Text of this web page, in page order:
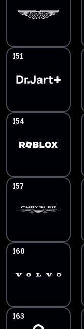
151
154
157
160
163